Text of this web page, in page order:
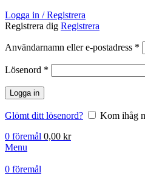
Logga in / Registrera
Registrera dig Registrera
Användarnamn eller e-postadress *
Lösenord *
Logga in
Glömt ditt lösenord?
Kom ihåg
0 föremål 0,00 kr
Menu
0 föremål